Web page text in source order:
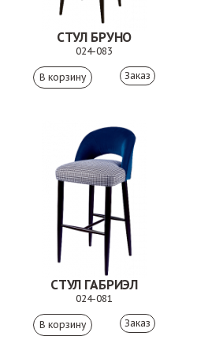
СТУЛ БРУНО
024-083
Заказ
СТУЛ ГАБРИЭЛ
024-081
Заказ